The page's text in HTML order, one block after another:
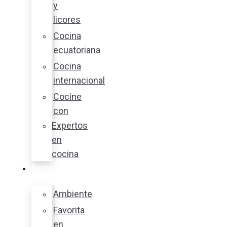
y
licores
Cocina
ecuatoriana
Cocina
internacional
Cocine
con
Expertos
en
cocina
Ambiente
Favorita
en